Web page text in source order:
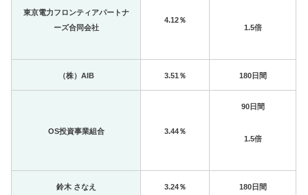
東京電力フロンティアパートナ
ーズ合同会社
4.12％
1.5倍
（株）AIB 3.51％ 180日間
OS投資事業組合 3.44％
90日間
1.5倍
鈴木 さなえ 3.24％ 180日間